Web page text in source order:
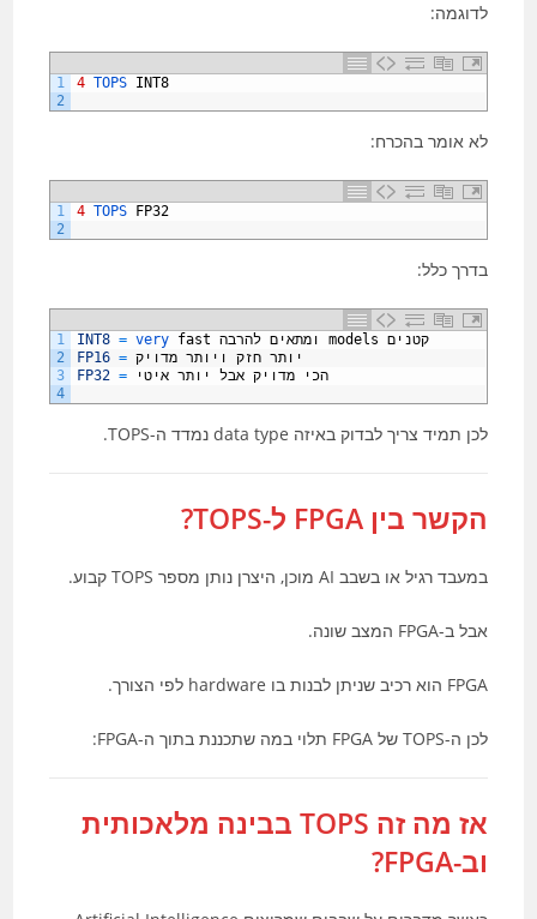
לדוגמה:
1
2
4 TOPS INT8
לא אומר בהכרח:
1
2
4 TOPS FP32
בדרך כלל:
1
2
3
4
INT8 = very fast ומתאים להרבה models קטנים
FP16 = יותר חזק ויותר מדויק
FP32 = הכי מדויק אבל יותר איטי
לכן תמיד צריך לבדוק באיזה data type נמדד ה-TOPS.
הקשר בין FPGA ל-TOPS?
במעבד רגיל או בשבב AI מוכן, היצרן נותן מספר TOPS קבוע.
אבל ב-FPGA המצב שונה.
FPGA הוא רכיב שניתן לבנות בו hardware לפי הצורך.
לכן ה-TOPS של FPGA תלוי במה שתכננת בתוך ה-FPGA:
אז מה זה TOPS בבינה מלאכותית
וב-FPGA?